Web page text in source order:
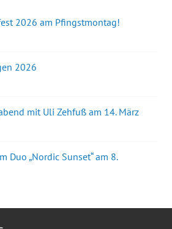
2026 am Pfingstmontag!
2026
mit Uli Zehfuß am 14. März
Duo „Nordic Sunset“ am 8.